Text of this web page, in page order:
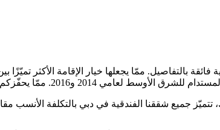
بالتفاصيل. ممّا يجعلها خيار الإقامة الأكثر
جميع شققنا الفندقية في دبي بالتكلفة الأنسب